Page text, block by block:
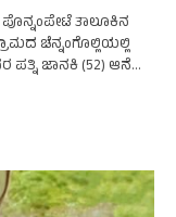
ತಾಲೂಕಿನ
ಚೆನ್ನಂಗೊಲ್ಲಿಯಲ್ಲಿ
ಪತ್ನಿ ಜಾನಕಿ (52) ಆನೆ